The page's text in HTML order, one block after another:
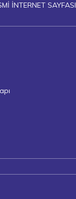
İNTERNET SAYFASI